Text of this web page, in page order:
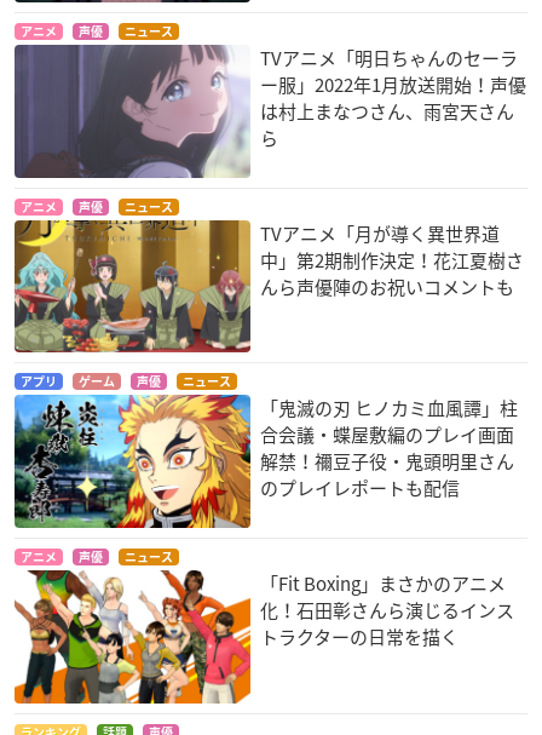
アニメ 声優 ニュース
TVアニメ「明日ちゃんのセーラ
ー服」2022年1月放送開始！声優
は村上まなつさん、雨宮天さん
ら
アニメ 声優 ニュース
TVアニメ「月が導く異世界道
中」第2期制作決定！花江夏樹さ
んら声優陣のお祝いコメントも
アプリ ゲーム 声優 ニュース
「鬼滅の刃 ヒノカミ血風譚」柱
合会議・蝶屋敷編のプレイ画面
解禁！禰󠄀豆子役・鬼頭明里さん
のプレイレポートも配信
アニメ 声優 ニュース
「Fit Boxing」まさかのアニメ
化！石田彰さんら演じるインス
トラクターの日常を描く